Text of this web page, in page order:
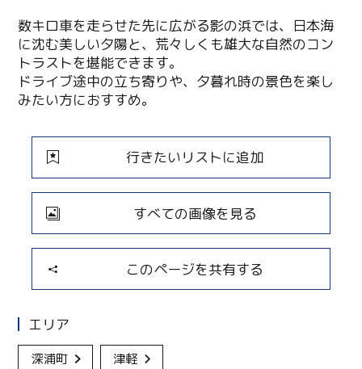
数キロ車を走らせた先に広がる影の浜では、日本海
に沈む美しい夕陽と、荒々しくも雄大な自然のコン
トラストを堪能できます。
ドライブ途中の立ち寄りや、夕暮れ時の景色を楽し
みたい方におすすめ。
行きたいリストに追加
すべての画像を見る
このページを共有する
エリア
深浦町 津軽